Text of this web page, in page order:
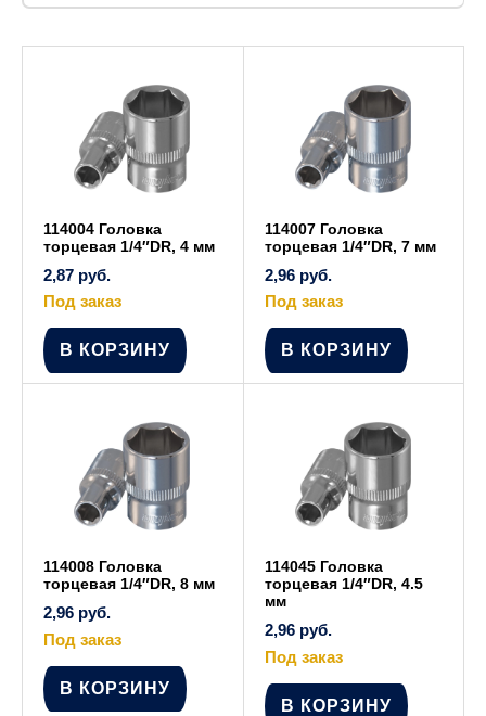
114004 Головка
торцевая 1/4″DR, 4 мм
2,87 руб.
Под заказ
В КОРЗИНУ
114007 Головка
торцевая 1/4″DR, 7 мм
2,96 руб.
Под заказ
В КОРЗИНУ
114008 Головка
торцевая 1/4″DR, 8 мм
2,96 руб.
Под заказ
В КОРЗИНУ
114045 Головка
торцевая 1/4″DR, 4.5
мм
2,96 руб.
Под заказ
В КОРЗИНУ